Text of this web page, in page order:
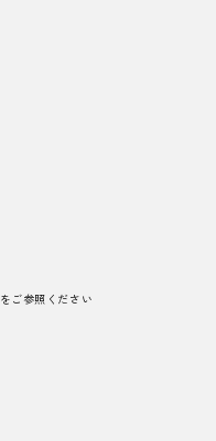
をご参照ください